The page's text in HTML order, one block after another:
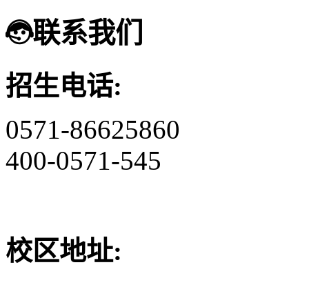
联系我们
招生电话:
0571-86625860
400-0571-545
校区地址: